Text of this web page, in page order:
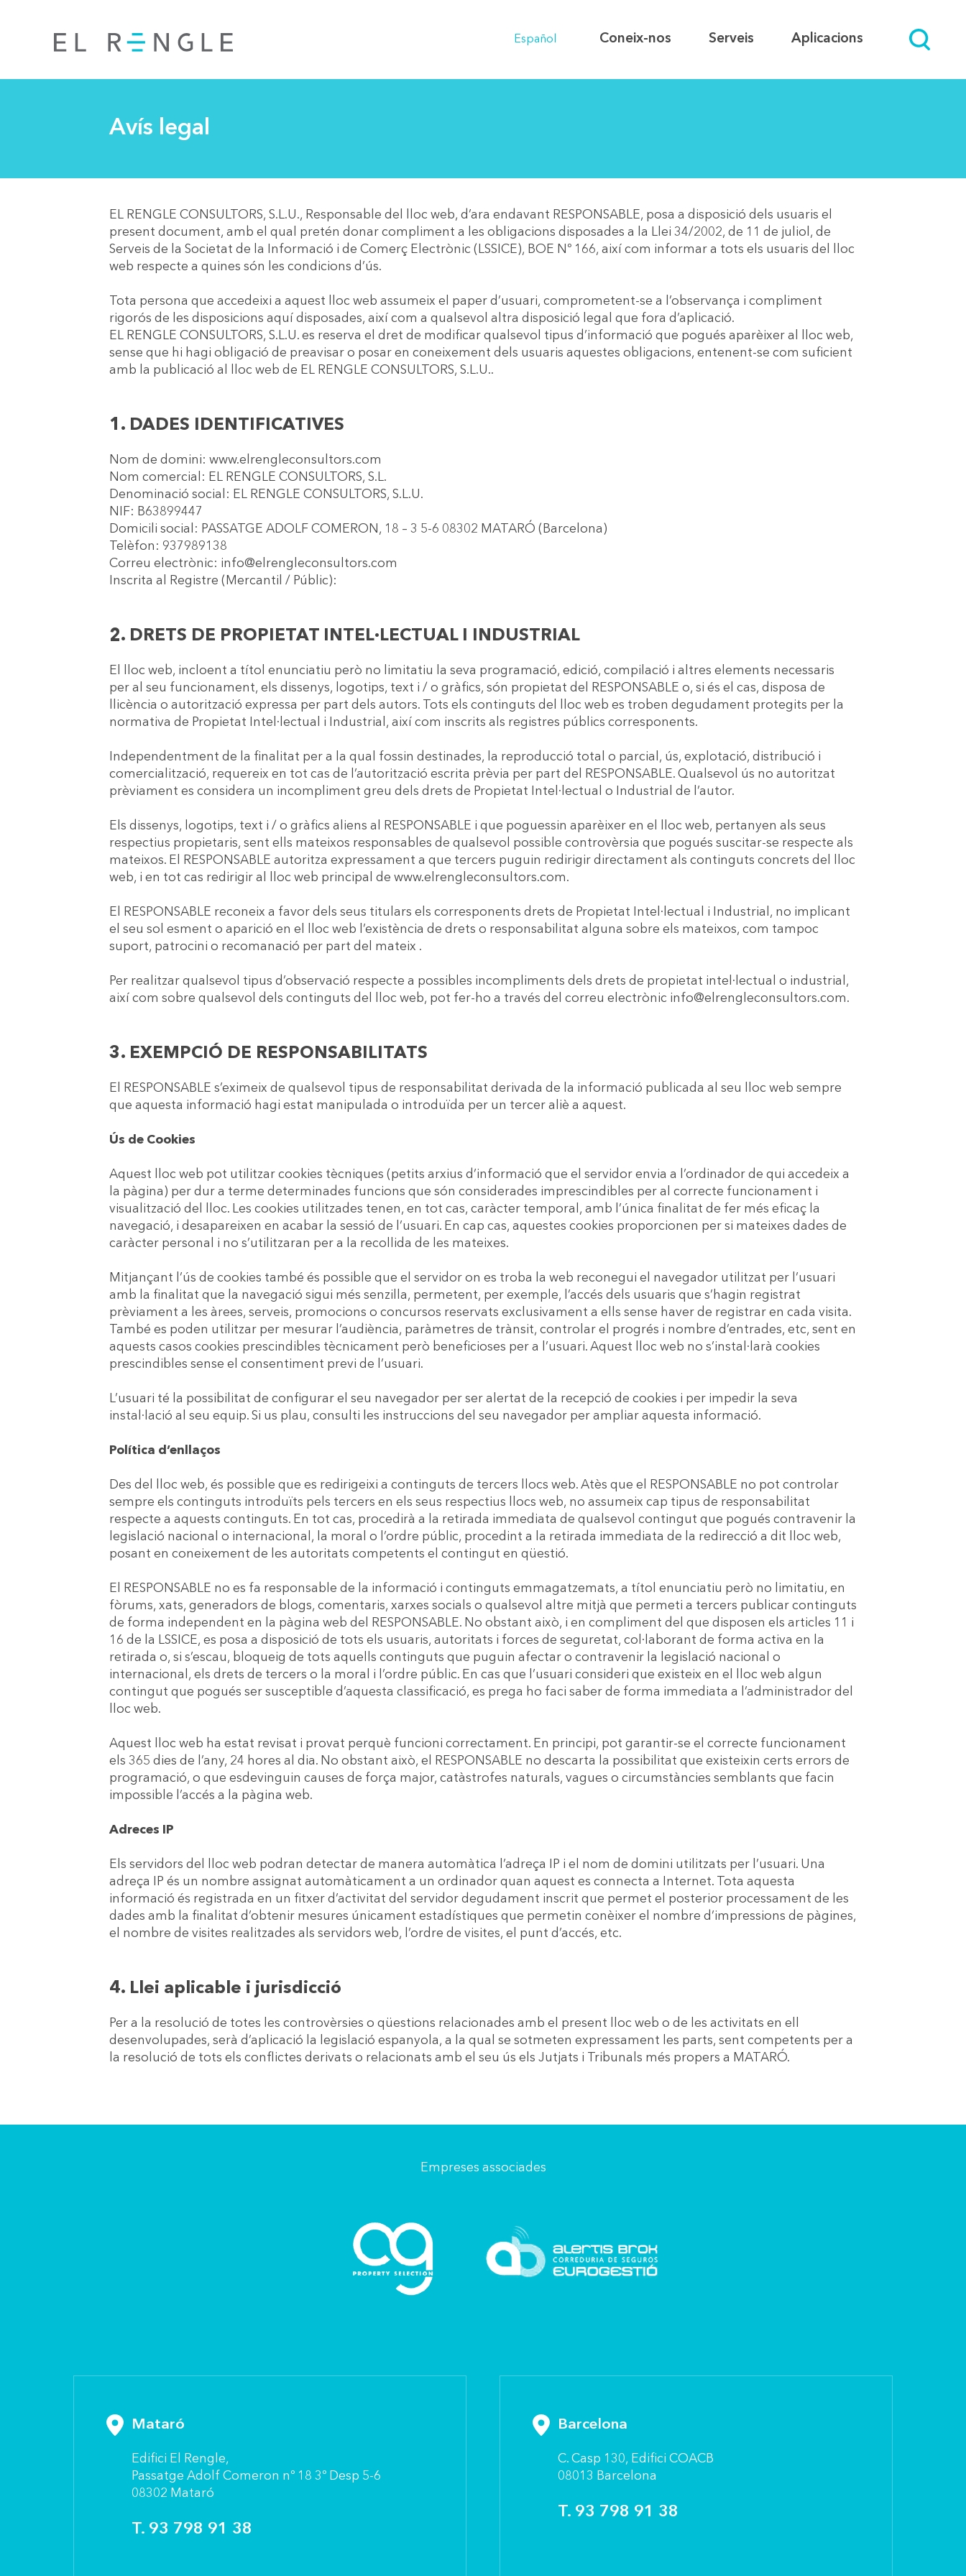
Español Coneix-nos Serveis Aplicacions
Avís legal
EL RENGLE CONSULTORS, S.L.U., Responsable del lloc web, d’ara endavant RESPONSABLE, posa a disposició dels usuaris el
present document, amb el qual pretén donar compliment a les obligacions disposades a la Llei 34/2002, de 11 de juliol, de
Serveis de la Societat de la Informació i de Comerç Electrònic (LSSICE), BOE Nº 166, així com informar a tots els usuaris del lloc
web respecte a quines són les condicions d’ús.
Tota persona que accedeixi a aquest lloc web assumeix el paper d’usuari, comprometent-se a l’observança i compliment
rigorós de les disposicions aquí disposades, així com a qualsevol altra disposició legal que fora d’aplicació.
EL RENGLE CONSULTORS, S.L.U. es reserva el dret de modificar qualsevol tipus d’informació que pogués aparèixer al lloc web,
sense que hi hagi obligació de preavisar o posar en coneixement dels usuaris aquestes obligacions, entenent-se com suficient
amb la publicació al lloc web de EL RENGLE CONSULTORS, S.L.U..
1. DADES IDENTIFICATIVES
Nom de domini: www.elrengleconsultors.com
Nom comercial: EL RENGLE CONSULTORS, S.L.
Denominació social: EL RENGLE CONSULTORS, S.L.U.
NIF: B63899447
Domicili social: PASSATGE ADOLF COMERON, 18 – 3 5-6 08302 MATARÓ (Barcelona)
Telèfon: 937989138
Correu electrònic: info@elrengleconsultors.com
Inscrita al Registre (Mercantil / Públic):
2. DRETS DE PROPIETAT INTEL·LECTUAL I INDUSTRIAL
El lloc web, incloent a títol enunciatiu però no limitatiu la seva programació, edició, compilació i altres elements necessaris
per al seu funcionament, els dissenys, logotips, text i / o gràfics, són propietat del RESPONSABLE o, si és el cas, disposa de
llicència o autorització expressa per part dels autors. Tots els continguts del lloc web es troben degudament protegits per la
normativa de Propietat Intel·lectual i Industrial, així com inscrits als registres públics corresponents.
Independentment de la finalitat per a la qual fossin destinades, la reproducció total o parcial, ús, explotació, distribució i
comercialització, requereix en tot cas de l’autorització escrita prèvia per part del RESPONSABLE. Qualsevol ús no autoritzat
prèviament es considera un incompliment greu dels drets de Propietat Intel·lectual o Industrial de l’autor.
Els dissenys, logotips, text i / o gràfics aliens al RESPONSABLE i que poguessin aparèixer en el lloc web, pertanyen als seus
respectius propietaris, sent ells mateixos responsables de qualsevol possible controvèrsia que pogués suscitar-se respecte als
mateixos. El RESPONSABLE autoritza expressament a que tercers puguin redirigir directament als continguts concrets del lloc
web, i en tot cas redirigir al lloc web principal de www.elrengleconsultors.com.
El RESPONSABLE reconeix a favor dels seus titulars els corresponents drets de Propietat Intel·lectual i Industrial, no implicant
el seu sol esment o aparició en el lloc web l’existència de drets o responsabilitat alguna sobre els mateixos, com tampoc
suport, patrocini o recomanació per part del mateix .
Per realitzar qualsevol tipus d’observació respecte a possibles incompliments dels drets de propietat intel·lectual o industrial,
així com sobre qualsevol dels continguts del lloc web, pot fer-ho a través del correu electrònic info@elrengleconsultors.com.
3. EXEMPCIÓ DE RESPONSABILITATS
El RESPONSABLE s’eximeix de qualsevol tipus de responsabilitat derivada de la informació publicada al seu lloc web sempre
que aquesta informació hagi estat manipulada o introduïda per un tercer aliè a aquest.
Ús de Cookies
Aquest lloc web pot utilitzar cookies tècniques (petits arxius d’informació que el servidor envia a l’ordinador de qui accedeix a
la pàgina) per dur a terme determinades funcions que són considerades imprescindibles per al correcte funcionament i
visualització del lloc. Les cookies utilitzades tenen, en tot cas, caràcter temporal, amb l’única finalitat de fer més eficaç la
navegació, i desapareixen en acabar la sessió de l’usuari. En cap cas, aquestes cookies proporcionen per si mateixes dades de
caràcter personal i no s’utilitzaran per a la recollida de les mateixes.
Mitjançant l’ús de cookies també és possible que el servidor on es troba la web reconegui el navegador utilitzat per l’usuari
amb la finalitat que la navegació sigui més senzilla, permetent, per exemple, l’accés dels usuaris que s’hagin registrat
prèviament a les àrees, serveis, promocions o concursos reservats exclusivament a ells sense haver de registrar en cada visita.
També es poden utilitzar per mesurar l’audiència, paràmetres de trànsit, controlar el progrés i nombre d’entrades, etc, sent en
aquests casos cookies prescindibles tècnicament però beneficioses per a l’usuari. Aquest lloc web no s’instal·larà cookies
prescindibles sense el consentiment previ de l’usuari.
L’usuari té la possibilitat de configurar el seu navegador per ser alertat de la recepció de cookies i per impedir la seva
instal·lació al seu equip. Si us plau, consulti les instruccions del seu navegador per ampliar aquesta informació.
Política d’enllaços
Des del lloc web, és possible que es redirigeixi a continguts de tercers llocs web. Atès que el RESPONSABLE no pot controlar
sempre els continguts introduïts pels tercers en els seus respectius llocs web, no assumeix cap tipus de responsabilitat
respecte a aquests continguts. En tot cas, procedirà a la retirada immediata de qualsevol contingut que pogués contravenir la
legislació nacional o internacional, la moral o l’ordre públic, procedint a la retirada immediata de la redirecció a dit lloc web,
posant en coneixement de les autoritats competents el contingut en qüestió.
El RESPONSABLE no es fa responsable de la informació i continguts emmagatzemats, a títol enunciatiu però no limitatiu, en
fòrums, xats, generadors de blogs, comentaris, xarxes socials o qualsevol altre mitjà que permeti a tercers publicar continguts
de forma independent en la pàgina web del RESPONSABLE. No obstant això, i en compliment del que disposen els articles 11 i
16 de la LSSICE, es posa a disposició de tots els usuaris, autoritats i forces de seguretat, col·laborant de forma activa en la
retirada o, si s’escau, bloqueig de tots aquells continguts que puguin afectar o contravenir la legislació nacional o
internacional, els drets de tercers o la moral i l’ordre públic. En cas que l’usuari consideri que existeix en el lloc web algun
contingut que pogués ser susceptible d’aquesta classificació, es prega ho faci saber de forma immediata a l’administrador del
lloc web.
Aquest lloc web ha estat revisat i provat perquè funcioni correctament. En principi, pot garantir-se el correcte funcionament
els 365 dies de l’any, 24 hores al dia. No obstant això, el RESPONSABLE no descarta la possibilitat que existeixin certs errors de
programació, o que esdevinguin causes de força major, catàstrofes naturals, vagues o circumstàncies semblants que facin
impossible l’accés a la pàgina web.
Adreces IP
Els servidors del lloc web podran detectar de manera automàtica l’adreça IP i el nom de domini utilitzats per l’usuari. Una
adreça IP és un nombre assignat automàticament a un ordinador quan aquest es connecta a Internet. Tota aquesta
informació és registrada en un fitxer d’activitat del servidor degudament inscrit que permet el posterior processament de les
dades amb la finalitat d’obtenir mesures únicament estadístiques que permetin conèixer el nombre d’impressions de pàgines,
el nombre de visites realitzades als servidors web, l’ordre de visites, el punt d’accés, etc.
4. Llei aplicable i jurisdicció
Per a la resolució de totes les controvèrsies o qüestions relacionades amb el present lloc web o de les activitats en ell
desenvolupades, serà d’aplicació la legislació espanyola, a la qual se sotmeten expressament les parts, sent competents per a
la resolució de tots els conflictes derivats o relacionats amb el seu ús els Jutjats i Tribunals més propers a MATARÓ.
Empreses associades
Mataró
Ediﬁci El Rengle,
Passatge Adolf Comeron nº 18 3º Desp 5-6
08302 Mataró
T. 93 798 91 38
Barcelona
C. Casp 130, Ediﬁci COACB
08013 Barcelona
T. 93 798 91 38